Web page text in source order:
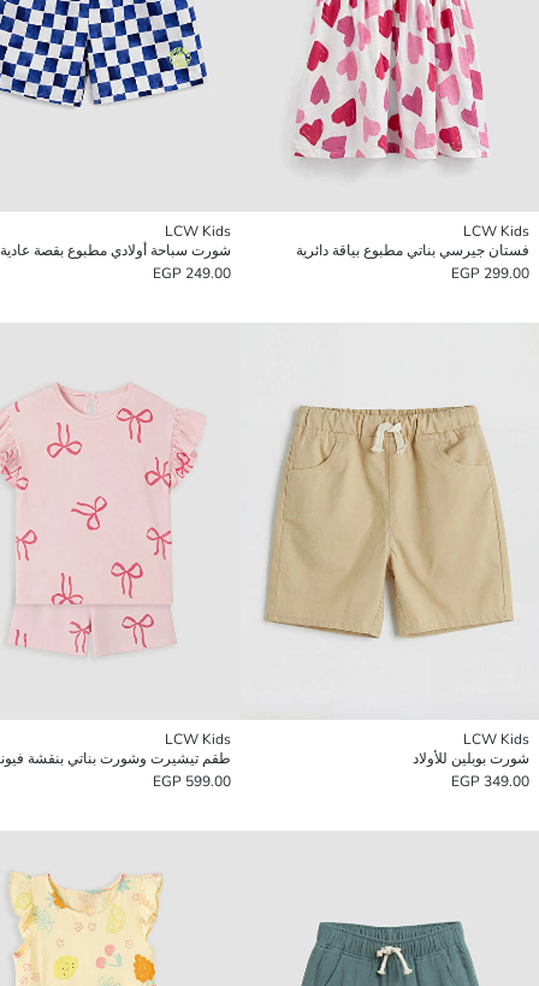
LCW Kids
فستان جيرسي بناتي مطبوع بياقة دائرية
299.00 EGP
LCW Kids
شورت سباحة أولادي مطبوع بقصة عادية
249.00 EGP
LCW Kids
شورت بوبلين للأولاد
349.00 EGP
LCW Kids
طقم تيشيرت وشورت بناتي بنقشة
599.00 EGP